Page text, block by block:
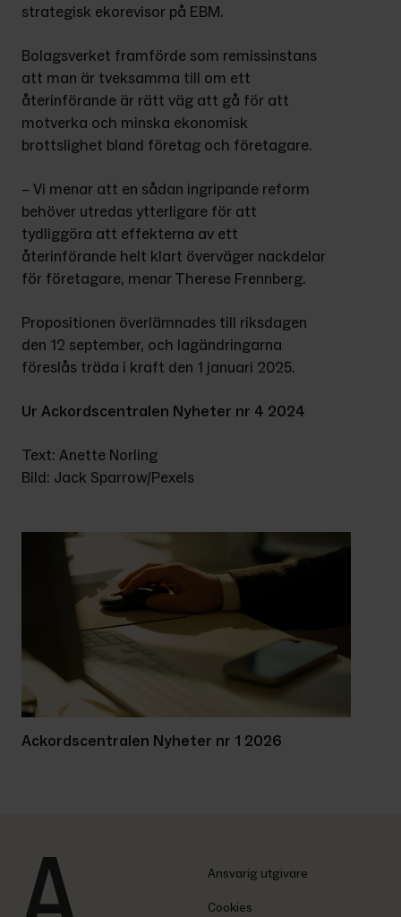
strategisk ekorevisor på EBM.
Bolagsverket framförde som remissinstans
att man är tveksamma till om ett
återinförande är rätt väg att gå för att
motverka och minska ekonomisk
brottslighet bland företag och företagare.
– Vi menar att en sådan ingripande reform
behöver utredas ytterligare för att
tydliggöra att effekterna av ett
återinförande helt klart överväger nackdelar
för företagare, menar Therese Frennberg.
Propositionen överlämnades till riksdagen
den 12 september, och lagändringarna
föreslås träda i kraft den 1 januari 2025.
Ur Ackordscentralen Nyheter nr 4 2024
Text: Anette Norling
Bild: Jack Sparrow/Pexels
Ackordscentralen Nyheter nr 1 2026
Ansvarig utgivare
Cookies